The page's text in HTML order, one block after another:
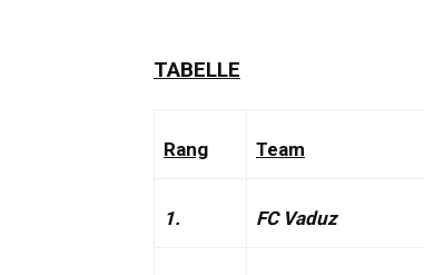
TABELLE
Rang Team
1. FC Vaduz